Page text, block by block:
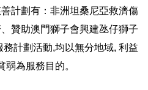
計劃有：非洲坦桑尼亞救濟傷
贊助澳門獅子會興建氹仔獅子
計劃活動,均以無分地域, 利益
弱為服務目的。